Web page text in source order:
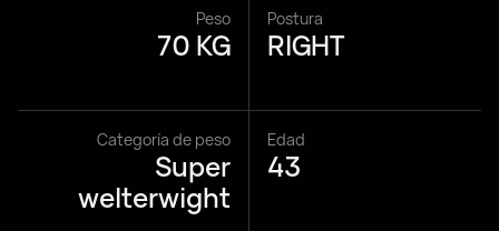
Peso
70 KG
Postura
RIGHT
Categoría de peso
Super
welterwight
Edad
43